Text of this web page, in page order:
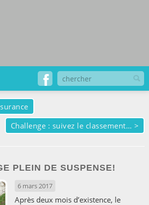
Challenge : suivez le classement… >
PLEIN DE SUSPENSE!
6 mars 2017
Après deux mois d’existence, le